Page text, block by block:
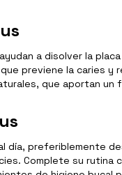
a disolver la
previene la caries
que aportan
día, preferiblemente
Complete su